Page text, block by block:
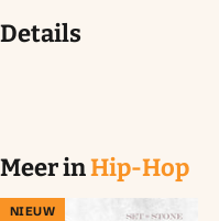
Details
Meer inHip-Hop
NIEUW